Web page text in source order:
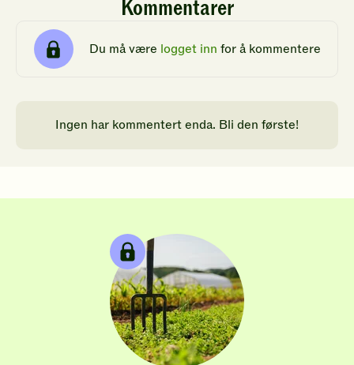
Kommentarer
Du må være logget inn for å kommentere
Ingen har kommentert enda. Bli den første!